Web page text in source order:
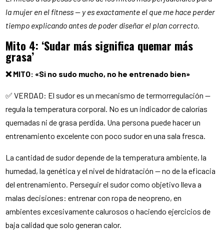
la mujer en el fitness — y es exactamente el que me hace perder
tiempo explicando antes de poder diseñar el plan correcto.
Mito 4: ‘Sudar más significa quemar más
grasa’
❌ MITO: «Si no sudo mucho, no he entrenado bien»
✅ VERDAD: El sudor es un mecanismo de termorregulación —
regula la temperatura corporal. No es un indicador de calorías
quemadas ni de grasa perdida. Una persona puede hacer un
entrenamiento excelente con poco sudor en una sala fresca.
La cantidad de sudor depende de la temperatura ambiente, la
humedad, la genética y el nivel de hidratación — no de la eficacia
del entrenamiento. Perseguir el sudor como objetivo lleva a
malas decisiones: entrenar con ropa de neopreno, en
ambientes excesivamente calurosos o haciendo ejercicios de
baja calidad que solo generan calor.